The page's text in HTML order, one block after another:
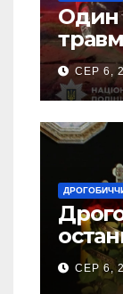
Один
ДТП
СЕР 6,
СЕР 6,